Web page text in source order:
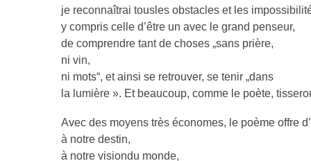
je reconnaîtrai tousles obstacles et les
y compris celle d’être un avec le grand penseur,
de comprendre tant de choses „sans prière,
ni vin,
ni mots“, et ainsi se retrouver, se tenir „dans
la lumière ». Et beaucoup, comme le poète,
Avec des moyens très économes, le poème offre
à notre destin,
à notre visiondu monde,